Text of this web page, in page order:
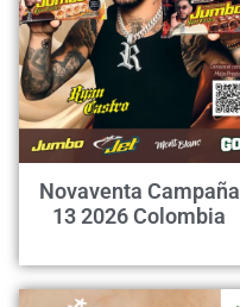
Novaventa Campaña
13 2026 Colombia